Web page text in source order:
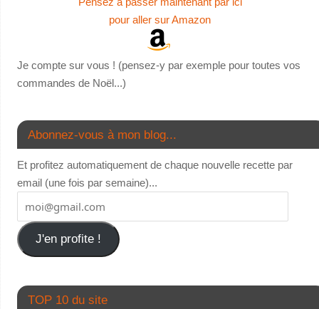
pour aller sur Amazon
Je compte sur vous ! (pensez-y par exemple pour toutes vos
commandes de Noël...)
Abonnez-vous à mon blog...
Et profitez automatiquement de chaque nouvelle recette par
email (une fois par semaine)...
J'en profite !
TOP 10 du site